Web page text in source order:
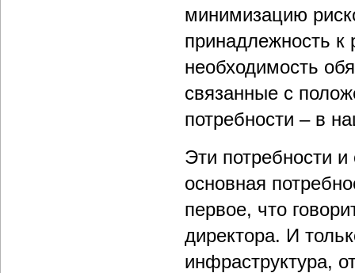
минимизацию
принадлежность
необходимость
связанные с
потребности – в
Эти потребности
основная
первое, что
директора. И
инфраструктура,